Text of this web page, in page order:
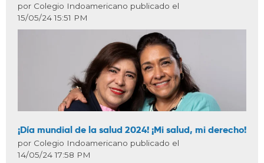
por Colegio Indoamericano publicado el
15/05/24 15:51 PM
¡Día mundial de la salud 2024! ¡Mi salud, mi derecho!
por Colegio Indoamericano publicado el
14/05/24 17:58 PM